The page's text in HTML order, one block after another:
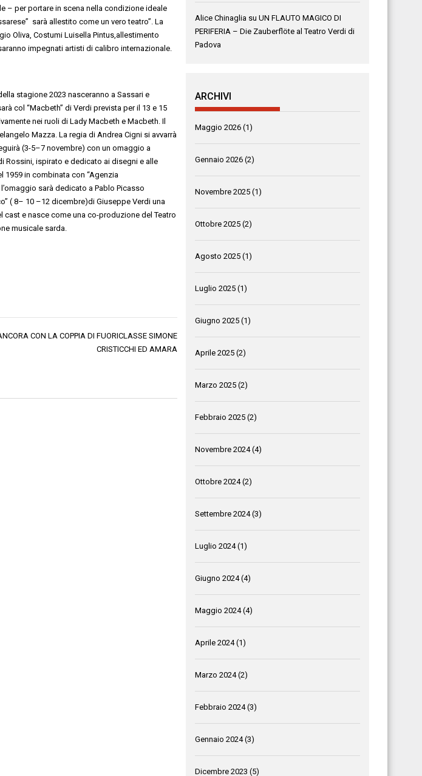
– per portare in scena nella condizione ideale
sarà allestito come un vero teatro” La
Oliva Costumi Luisella Pintus allestimento
impegnati artisti di calibro internazionale
stagione 2023 nasceranno a Sassari e
col “Macbeth” di Verdi prevista per il 13 e 15
nei ruoli di Lady Macbeth e Macbeth . Il
Mazza L a regia di Andrea Cigni si avvarrà
(3-5–7 novembre) con un omaggio a
Rossini , ispirato e dedicato ai disegni e alle
1959 in combinata con “Agenzia
l’omaggio sarà dedicato a Pablo Picasso
” ( 8– 10 –12 dicembre)di Giuseppe Verdi una
cast e nasce come una co-produzione del Teatro
musicale sarda.
CON LA COPPIA DI FUORICLASSE SIMONE
CRISTICCHI ED AMARA
Alice Chinaglia suUN FLAUTO MAGICO DI
PERIFERIA – Die Zauberflöte al Teatro Verdi di
Padova
ARCHIVI
Maggio 2026 (1)
Gennaio 2026 (2)
Novembre 2025 (1)
Ottobre 2025 (2)
Agosto 2025 (1)
Luglio 2025 (1)
Giugno 2025 (1)
Aprile 2025 (2)
Marzo 2025 (2)
Febbraio 2025 (2)
Novembre 2024(4)
Ottobre 2024(2)
Settembre 2024(3)
Luglio 2024(1)
Giugno 2024(4)
Maggio 2024(4)
Aprile 2024(1)
Marzo 2024(2)
Febbraio 2024(3)
Gennaio 2024(3)
Dicembre 2023 (5)